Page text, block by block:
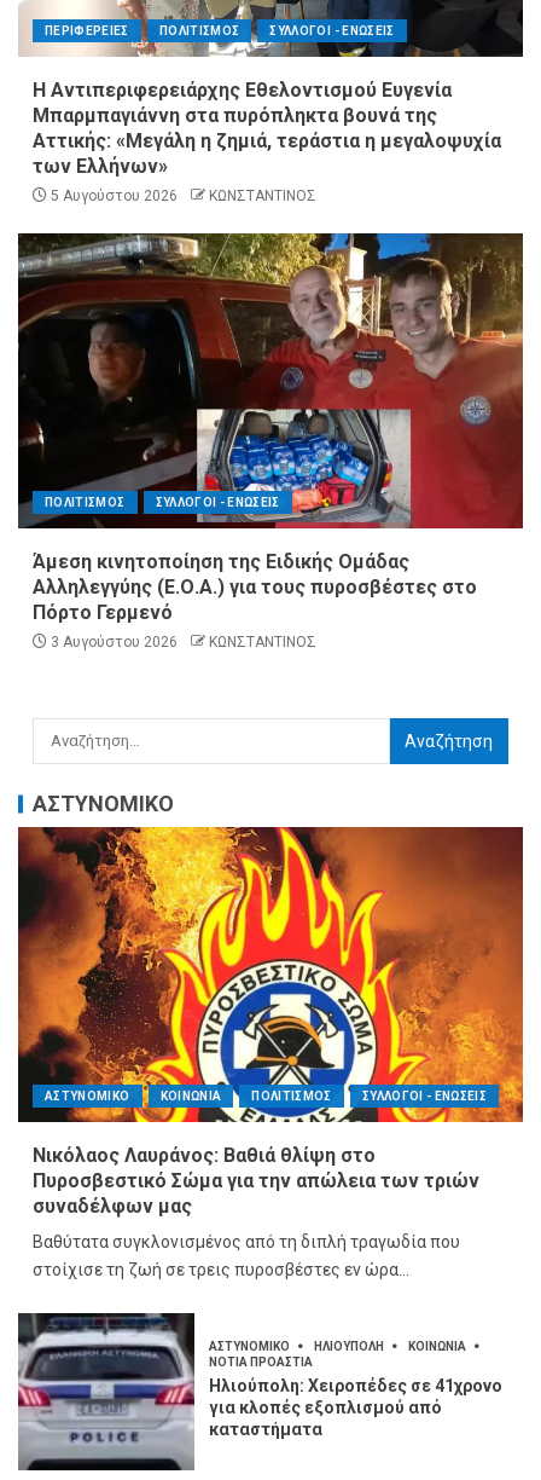
ΠΕΡΙΦΕΡΕΙΕΣ ΠΟΛΙΤΙΣΜΟΣ ΣΥΛΛΟΓΟΙ - ΕΝΩΣΕΙΣ
Η Αντιπεριφερειάρχης Εθελοντισμού Ευγενία
Μπαρμπαγιάννη στα πυρόπληκτα βουνά της
Αττικής: «Μεγάλη η ζημιά, τεράστια η μεγαλοψυχία
των Ελλήνων»
5 Αυγούστου 2026 ΚΩΝΣΤΑΝΤΙΝΟΣ
ΠΟΛΙΤΙΣΜΟΣ ΣΥΛΛΟΓΟΙ - ΕΝΩΣΕΙΣ
Άμεση κινητοποίηση της Ειδικής Ομάδας
Αλληλεγγύης (Ε.Ο.Α.) για τους πυροσβέστες στο
Πόρτο Γερμενό
3 Αυγούστου 2026 ΚΩΝΣΤΑΝΤΙΝΟΣ
ΑΣΤΥΝΟΜΙΚΟ
ΑΣΤΥΝΟΜΙΚΟ ΚΟΙΝΩΝΙΑ ΠΟΛΙΤΙΣΜΟΣ ΣΥΛΛΟΓΟΙ - ΕΝΩΣΕΙΣ
Νικόλαος Λαυράνος: Βαθιά θλίψη στο
Πυροσβεστικό Σώμα για την απώλεια των τριών
συναδέλφων μας
Βαθύτατα συγκλονισμένος από τη διπλή τραγωδία που
στοίχισε τη ζωή σε τρεις πυροσβέστες εν ώρα...
ΑΣΤΥΝΟΜΙΚΟ ΗΛΙΟΥΠΟΛΗ
ΚΟΙΝΩΝΙΑ
ΝΟΤΙΑ ΠΡΟΑΣΤΙΑ
Ηλιούπολη: Χειροπέδες σε 41χρονο
για κλοπές εξοπλισμού από
καταστήματα